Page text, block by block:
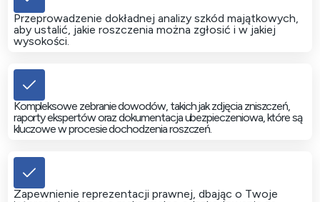
Przeprowadzenie dokładnej analizy szkód majątkowych,
aby ustalić, jakie roszczenia można zgłosić i w jakiej
wysokości.
Kompleksowe zebranie dowodów, takich jak zdjęcia zniszczeń,
raporty ekspertów oraz dokumentacja ubezpieczeniowa, które są
kluczowe w procesie dochodzenia roszczeń.
Zapewnienie reprezentacji prawnej, dbając o Twoje